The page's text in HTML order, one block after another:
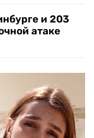
и 203
атаке